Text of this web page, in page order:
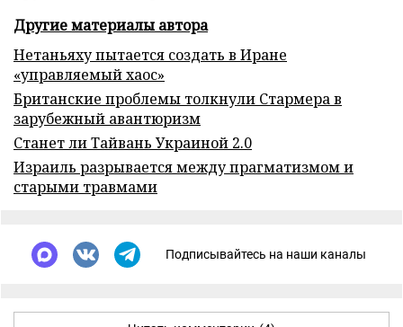
Другие материалы автора
Нетаньяху пытается создать в Иране
«управляемый хаос»
Британские проблемы толкнули Стармера в
зарубежный авантюризм
Станет ли Тайвань Украиной 2.0
Израиль разрывается между прагматизмом и
старыми травмами
Подписывайтесь на наши каналы